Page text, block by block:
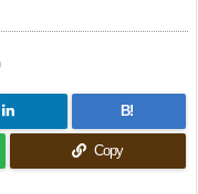
B!
Copy